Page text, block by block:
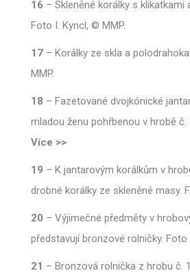
16 – Skleněné korálky s klikatkami
Foto I. Kyncl, © MMP.
17 – Korálky ze skla a
MMP.
18 – Fazetované dvojkónické
mladou ženu pohřbenou v hrobě č.
Více >>
19 – K jantarovým korálkům v
drobné korálky ze skleněné masy.
20 – Výjimečné předměty v
představují bronzové rolničky. Foto
21 – Bronzová rolnička z hrobu č.